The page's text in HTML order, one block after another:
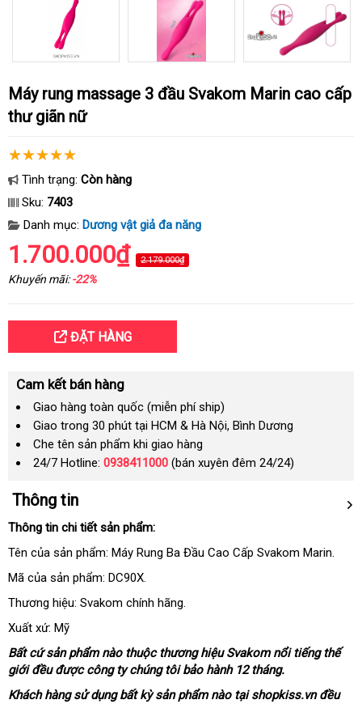
Máy rung massage 3 đầu Svakom Marin cao cấp
thư giãn nữ
Tình trạng: Còn hàng
Sku: 7403
Danh mục: Dương vật giả đa năng
1.700.000₫ 2.179.000₫
Khuyến mãi:-22%
ĐẶT HÀNG
Cam kết bán hàng
Giao hàng toàn quốc (miễn phí ship)
Giao trong 30 phút tại HCM & Hà Nội, Bình Dương
Che tên sản phẩm khi giao hàng
24/7 Hotline: 0938411000 (bán xuyên đêm 24/24)
Thông tin
Thông tin chi tiết sản phẩm:
Tên voucher
của sản phẩm: Máy Rung Ba Đầu Cao Cấp Svakom Marin.
Mã đổi
của sản phẩm: DC90X.
Thương hiệu: Svakom chính hãng.
Xuất xứ: Mỹ
Bất cứ sản phẩm nào thuộc thương hiệu Svakom nổi tiếng thế
giới đềuto
được công ty chúng tôi bảo hành 12 tháng.
Khách hàng sử dụng bất kỳ sản phẩm nào tại shopkiss.vn đềuđã